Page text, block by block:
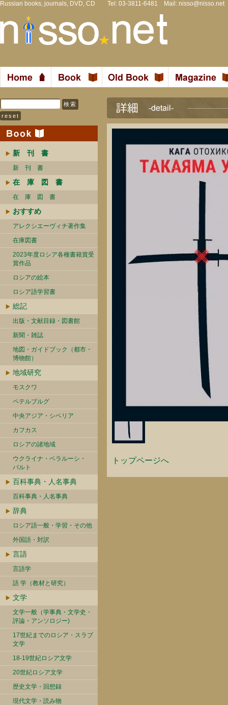
Russian books, journals, DVD, CD Tel: 03-3811-6481 Mail: nisso@nisso.net
新 刊 書
新 刊 書
在 庫 図 書
在 庫 図 書
おすすめ
アレクシエーヴィチ著作集
在庫図書
2023年度ロシア各種書籍賞受
賞作品
ロシアの絵本
ロシア語学習書
総記
出版・文献目録・図書館
新聞・雑誌
地図・ガイドブック（都市・
博物館）
地域研究
モスクワ
ペテルブルグ
中央アジア・シベリア
カフカス
ロシアの諸地域
ウクライナ・ベラルーシ・
バルト
百科事典・人名事典
百科事典・人名事典
辞典
ロシア語一般・学習・その他
外国語・対訳
言語
言語学
語 学（教材と研究）
文学
文学一般（学事典・文学史・
評論・アンソロジー)
17世紀までのロシア・スラブ
文学
18-19世紀ロシア文学
20世紀ロシア文学
歴史文学・回想録
現代文学・読み物
トップページへ